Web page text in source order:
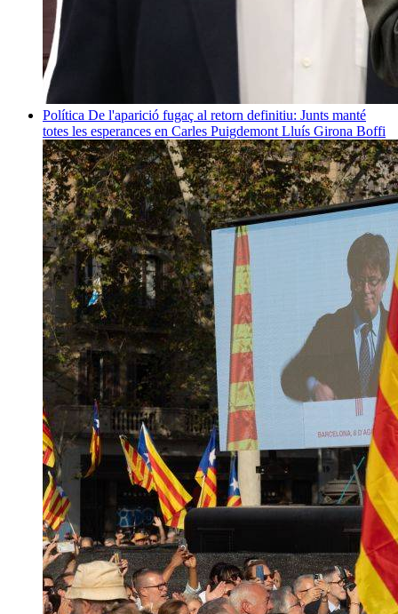
Política De l'aparició fugaç al retorn definitiu: Junts manté
totes les esperances en Carles Puigdemont Lluís Girona Boffi